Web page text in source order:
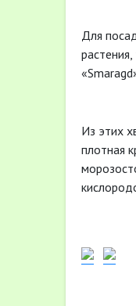
Для
Из этих
плотная